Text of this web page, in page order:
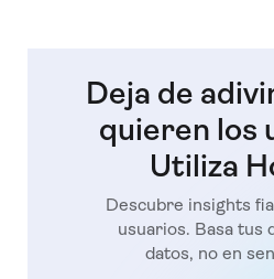
Deja de
quieren los
Utiliza
Descubre insights
usuarios. Basa tus
datos, no en